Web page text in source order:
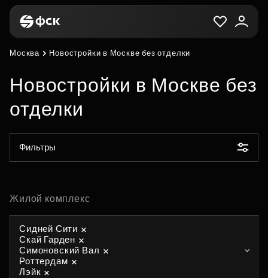
Москва Новостройки в Москве без отделки
Новостройки в Москве без
отделки
Фильтры
Жилой комплекс
Сидней Сити
Скай Гарден
Симоновский Вал
Роттердам
Лэйк